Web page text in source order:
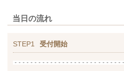
当日の流れ
STEP1 受付開始